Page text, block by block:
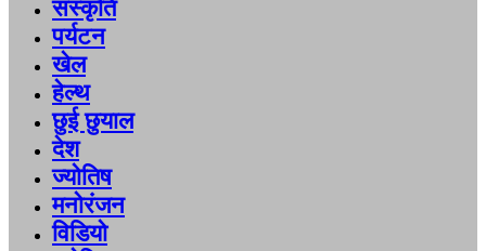
संस्कृति
पर्यटन
खेल
हेल्थ
छुई छुयाल
देश
ज्योतिष
मनोरंजन
विडियो